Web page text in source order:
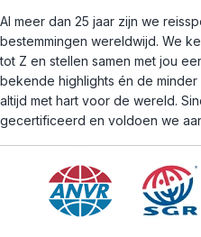
Al meer dan 25 jaar zijn we
bestemmingen wereldwijd. We
tot Z en stellen samen met jou
bekende highlights én de
altijd met hart voor de wereld.
gecertificeerd en voldoen we